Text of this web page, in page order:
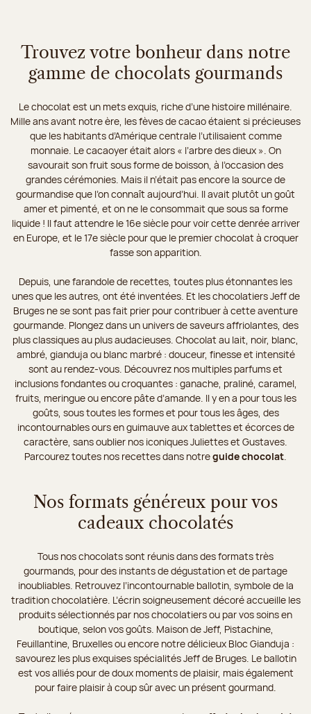
Trouvez votre bonheur dans notre
gamme de chocolats gourmands
Le chocolat est un mets exquis, riche d’une histoire millénaire.
Mille ans avant notre ère, les fèves de cacao étaient si précieuses
que les habitants d’Amérique centrale l’utilisaient comme
monnaie. Le cacaoyer était alors « l’arbre des dieux ». On
savourait son fruit sous forme de boisson, à l’occasion des
grandes cérémonies. Mais il n’était pas encore la source de
gourmandise que l’on connaît aujourd’hui. Il avait plutôt un goût
amer et pimenté, et on ne le consommait que sous sa forme
liquide ! Il faut attendre le 16e siècle pour voir cette denrée arriver
en Europe, et le 17e siècle pour que le premier chocolat à croquer
fasse son apparition.
Depuis, une farandole de recettes, toutes plus étonnantes les
unes que les autres, ont été inventées. Et les chocolatiers Jeff de
Bruges ne se sont pas fait prier pour contribuer à cette aventure
gourmande. Plongez dans un univers de saveurs affriolantes, des
plus classiques au plus audacieuses. Chocolat au lait, noir, blanc,
ambré, gianduja ou blanc marbré : douceur, finesse et intensité
sont au rendez-vous. Découvrez nos multiples parfums et
inclusions fondantes ou croquantes : ganache, praliné, caramel,
fruits, meringue ou encore pâte d’amande. Il y en a pour tous les
goûts, sous toutes les formes et pour tous les âges, des
incontournables ours en guimauve aux tablettes et écorces de
caractère, sans oublier nos iconiques Juliettes et Gustaves.
Parcourez toutes nos recettes dans notreguide chocolat
Nos formats généreux pour vos
cadeaux chocolatés
Tous nos chocolats sont réunis dans des formats très
gourmands, pour des instants de dégustation et de partage
inoubliables. Retrouvez l’incontournable ballotin, symbole de la
tradition chocolatière. L’écrin soigneusement décoré accueille les
produits sélectionnés par nos chocolatiers ou par vos soins en
boutique, selon vos goûts. Maison de Jeff, Pistachine,
Feuillantine, Bruxelles ou encore notre délicieux Bloc Gianduja :
savourez les plus exquises spécialités Jeff de Bruges. Le ballotin
est vos alliés pour de doux moments de plaisir, mais également
pour faire plaisir à coup sûr avec un présent gourmand.